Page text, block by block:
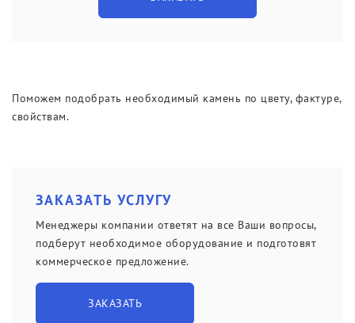
Поможем подобрать необходимый камень по цвету, фактуре,
свойствам.
ЗАКАЗАТЬ УСЛУГУ
Менеджеры компании ответят на все Ваши вопросы,
подберут необходимое оборудование и подготовят
коммерческое предложение.
ЗАКАЗАТЬ